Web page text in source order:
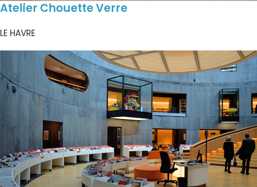
Atelier Chouette Verre
LE HAVRE